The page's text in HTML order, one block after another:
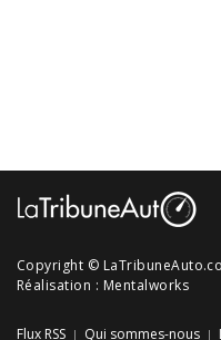
Copyright ©
Réalisation : Mentalworks
Flux RSS Qui sommes-nous